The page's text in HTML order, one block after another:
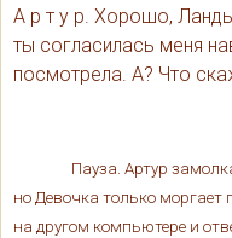
А р т у р. Хорошо,
ты согласилась меня
посмотрела. А? Что
Пауза. Артур
но Девочка только
на другом компьютере и